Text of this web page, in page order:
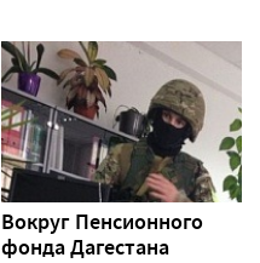
Вокруг Пенсионного
фонда Дагестана